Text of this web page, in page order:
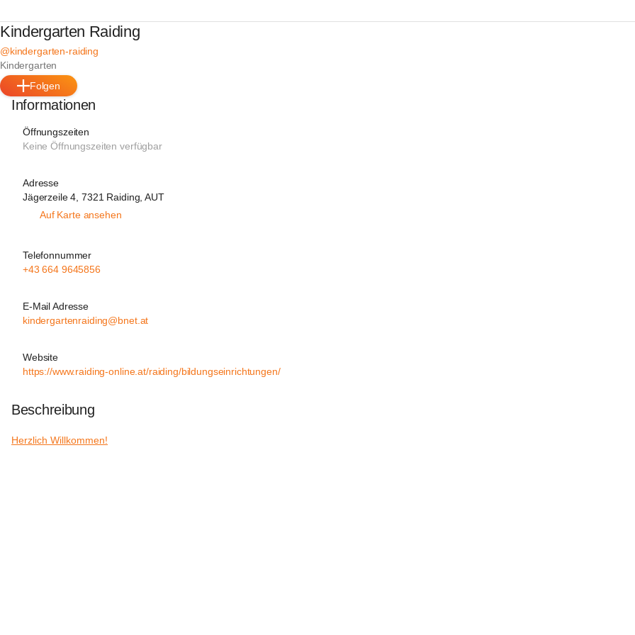
Kindergarten Raiding
@kindergarten-raiding
Kindergarten
Folgen
Informationen
Öffnungszeiten
Keine Öffnungszeiten verfügbar
Adresse
Jägerzeile 4, 7321 Raiding, AUT
Auf Karte ansehen
Telefonnummer
+43 664 9645856
E-Mail Adresse
kindergartenraiding@bnet.at
Website
https://www.raiding-online.at/raiding/bildungseinrichtungen/
Beschreibung
Herzlich Willkommen!